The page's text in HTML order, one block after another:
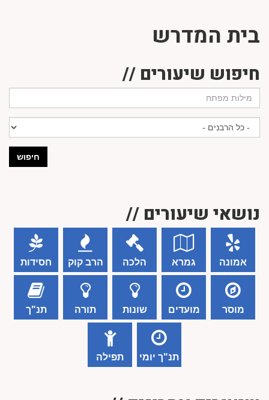
בית המדרש
חיפוש שיעורים //
חיפוש
נושאי שיעורים //
אמונה גמרא הלכה הרב קוק חסידות
מוסר מועדים שונות תורה תנ"ך
תנ"ך יומי תפילה